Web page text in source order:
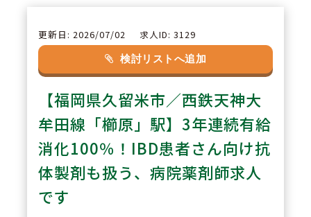
POINT 2
在宅訪問薬局は1200品目以上の
在庫がある店舗も多く、総合病院
並の薬を取り扱えます。薬剤師と
して広く・深い知見を深めたい方
に最適です。
また薬剤師複数名在籍し、各種研
更新日: 2026/07/02 求人ID: 3129
検討リストへ追加
【福岡県久留米市／西鉄天神大
牟田線「櫛原」駅】3年連続有給
消化100％！IBD患者さん向け抗
体製剤も扱う、病院薬剤師求人
です